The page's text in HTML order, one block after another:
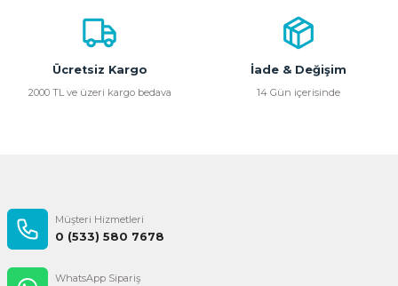
Ürün bilgilerinde hatalar bulunuyor.
Ürün fiyatı diğer sitelerden daha pahalı.
Bu ürüne benzer farklı alternatifler olmalı.
Ücretsiz Kargo
2000 TL ve üzeri kargo bedava
İade & Değişim
14 Gün içerisinde
Müşteri Hizmetleri
0 (533) 580 7678
WhatsApp Sipariş